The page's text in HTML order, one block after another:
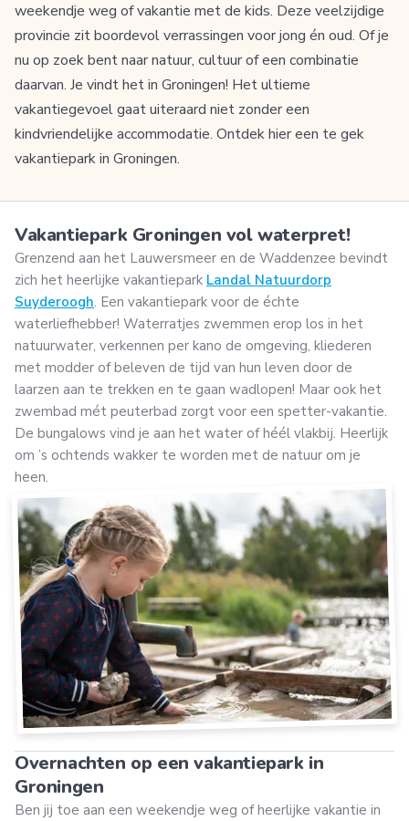
weekendje weg of vakantie met de kids. Deze veelzijdige
provincie zit boordevol verrassingen voor jong én oud. Of je
nu op zoek bent naar natuur, cultuur of een combinatie
daarvan. Je vindt het in Groningen! Het ultieme
vakantiegevoel gaat uiteraard niet zonder een
kindvriendelijke accommodatie. Ontdek hier een te gek
vakantiepark in Groningen.
Vakantiepark Groningen vol waterpret!
Grenzend aan het Lauwersmeer en de Waddenzee bevindt
zich het heerlijke vakantiepark Landal Natuurdorp
Suyderoogh. Een vakantiepark voor de échte
waterliefhebber! Waterratjes zwemmen erop los in het
natuurwater, verkennen per kano de omgeving, kliederen
met modder of beleven de tijd van hun leven door de
laarzen aan te trekken en te gaan wadlopen! Maar ook het
zwembad mét peuterbad zorgt voor een spetter-vakantie.
De bungalows vind je aan het water of héél vlakbij. Heerlijk
om ’s ochtends wakker te worden met de natuur om je
heen.
Overnachten op een vakantiepark in
Groningen
Ben jij toe aan een weekendje weg of heerlijke vakantie in